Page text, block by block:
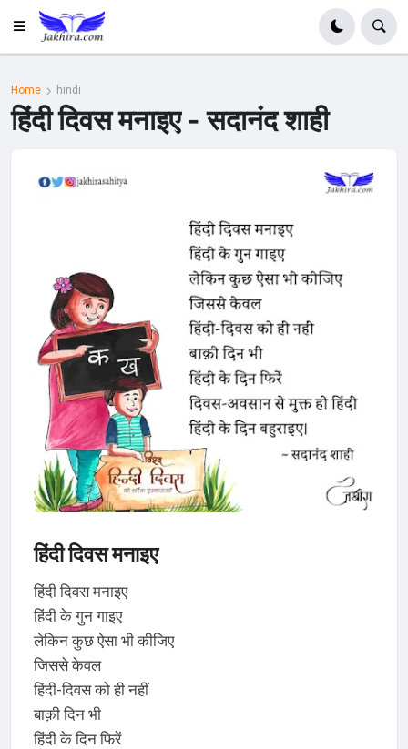
Home hindi
हिंदी दिवस मनाइए - सदानंद शाही
हिंदी दिवस मनाइए
हिंदी दिवस मनाइए
हिंदी के गुन गाइए
लेकिन कुछ ऐसा भी कीजिए
जिससे केवल
हिंदी-दिवस को ही नहीं
बाक़ी दिन भी
हिंदी के दिन फिरें